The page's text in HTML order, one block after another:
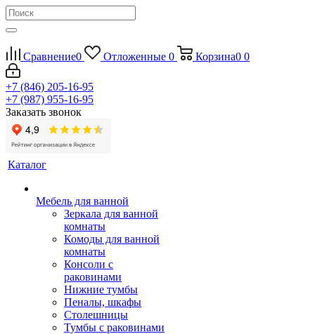
Сравнение0 Отложенные 0 Корзина0 0
+7 (846) 205-16-95
+7 (987) 955-16-95
Заказать звонок
Каталог
Мебель для ванной
Зеркала для ванной
комнаты
Комоды для ванной
комнаты
Консоли с
раковинами
Нижние тумбы
Пеналы, шкафы
Столешницы
Тумбы с раковинами